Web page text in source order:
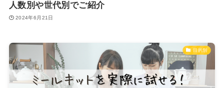
人数別や世代別でご紹介
2024年6月21日
目的別